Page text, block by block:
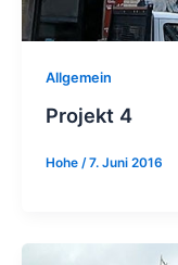
Allgemein
Projekt 4
Hohe /7. Juni 2016